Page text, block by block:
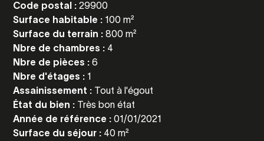
Code postal :29900
Surface habitable : 100 m²
Surface du terrain :800 m²
Nbre de chambres : 4
Nbre de pièces :6
Nbre d'étages : 1
Assainissement : Tout à l'égout
État du bien : Très bon état
Année de référence :01/01/2021
Surface du séjour : 40 m²